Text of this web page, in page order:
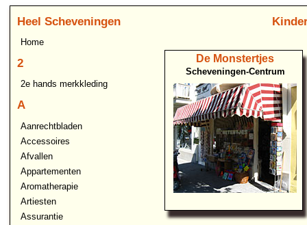
Heel Scheveningen
Home
2
2e hands merkkleding
A
Aanrechtbladen
Accessoires
Afvallen
Appartementen
Aromatherapie
Artiesten
Assurantie
De Monstertjes
Scheveningen-Centrum